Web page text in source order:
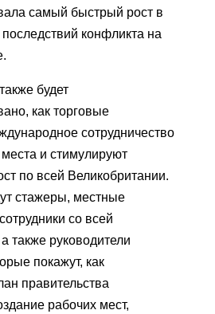
самый быстрый рост в
конфликта на
будет
как торговые
сотрудничество
и стимулируют
по всей Великобритании.
стажеры, местные
со всей
также руководители
покажут, как
правительства
рабочих мест,